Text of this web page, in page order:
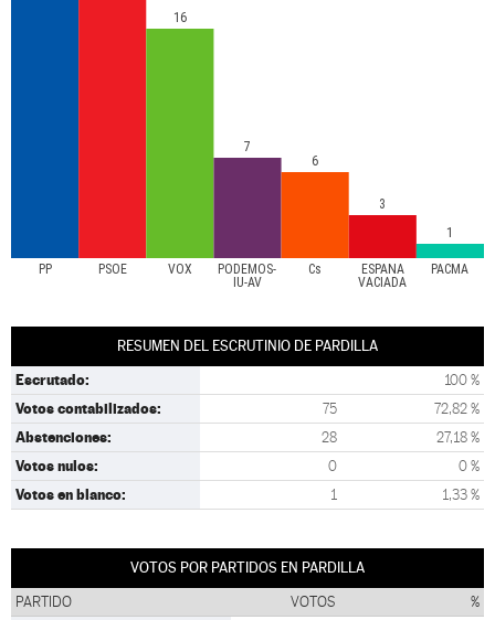
PP PSOE VOX
PODEMOS-
IU-AV
Cs
ESPAÑA
VACIADA
PACMA
16
7
6
3
1
RESUMEN DEL ESCRUTINIO DE PARDILLA
Escrutado: 100 %
Votos contabilizados: 75 72,82 %
Abstenciones: 28 27,18 %
Votos nulos: 0 0 %
Votos en blanco: 1 1,33 %
VOTOS POR PARTIDOS EN PARDILLA
PARTIDO VOTOS %